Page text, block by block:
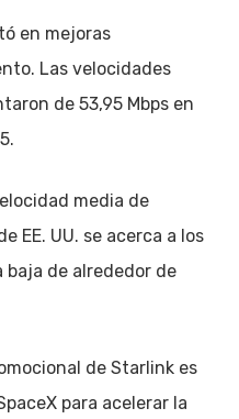
en mejoras
Las velocidades
de 53,95 Mbps en
media de
EE. UU. se acerca a los
baja de alrededor de
de Starlink es
para acelerar la